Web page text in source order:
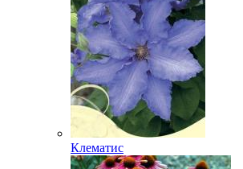
Клематис